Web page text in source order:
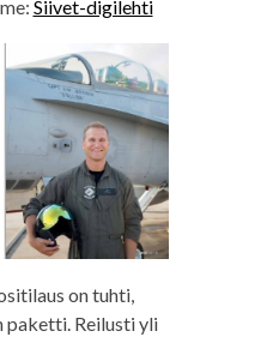
Siivet-digilehti
on tuhti,
paketti. Reilusti yli